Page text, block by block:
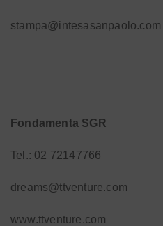
stampa@intesasanpaolo.com
Fondamenta SGR
Tel.: 02 72147766
dreams@ttventure.com
www.ttventure.com